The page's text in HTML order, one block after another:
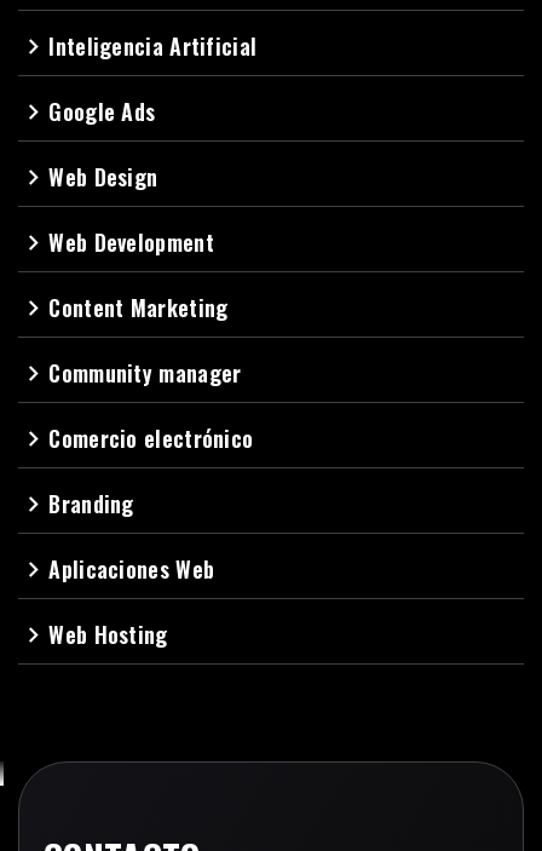
navigate_next Inteligencia Artificial
navigate_next Google Ads
navigate_nextWeb Design
navigate_nextWeb Development
navigate_next Content Marketing
navigate_next Community manager
navigate_next Comercio electrónico
navigate_next Branding
navigate_nextAplicaciones Web
navigate_nextWeb Hosting